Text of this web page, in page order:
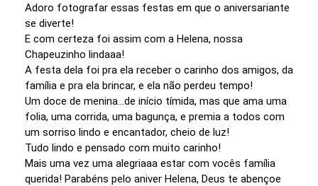
Adoro fotografar essas festas em que o aniversariante
se diverte!
E com certeza foi assim com a Helena, nossa
Chapeuzinho lindaaa!
A festa dela foi pra ela receber o carinho dos amigos, da
família e pra ela brincar, e ela não perdeu tempo!
Um doce de menina...de início tímida, mas que ama uma
folia, uma corrida, uma bagunça, e premia a todos com
um sorriso lindo e encantador, cheio de luz!
Tudo lindo e pensado com muito carinho!
Mais uma vez uma alegriaaa estar com vocês família
querida! Parabéns pelo aniver Helena, Deus te abençoe